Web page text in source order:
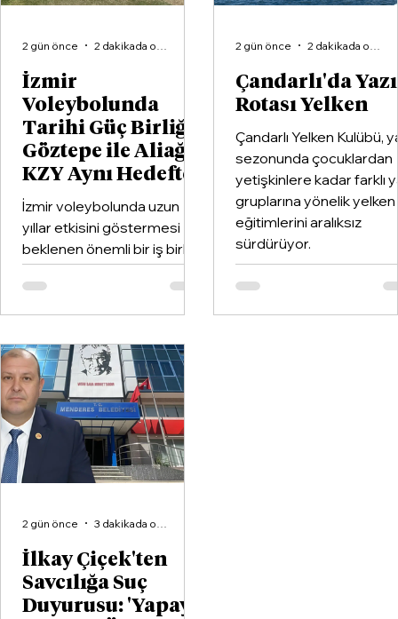
İzmir
Voleybolunda
Tarihi Güç Birliği:
Göztepe ile Aliağa
KZY Aynı Hedefte
İzmir voleybolunda uzun
yıllar etkisini göstermesi
beklenen önemli bir iş birliği
hayata geçirildi. Kentin köklü
kulüplerinden Göztepe
Spor Kulübü ile İzmir'in en
organizasyonlarından
Aliağa KZY Spor Kulübü,
voleybol branşında güçlerini
birleştiren kapsamlı bir iş
birliği protokolüne imza attı.
2 gün önce
Çandarlı'da
Rotası Yelken
Çandarlı Yelken Kulübü,
sezonunda çocuklardan
yetişkinlere kadar farklı
gruplarına yönelik yelken
eğitimlerini aralıksız
sürdürüyor.
2 gün önce
İlkay Çiçek'ten
Savcılığa Suç
Duyurusu: 'Yapay
2 gün önce